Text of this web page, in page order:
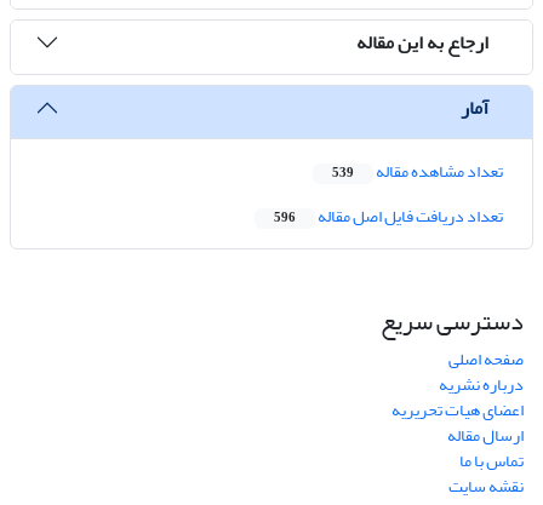
ارجاع به این مقاله
آمار
تعداد مشاهده مقاله 539
تعداد دریافت فایل اصل مقاله 596
دسترسی سریع
صفحه اصلی
درباره نشریه
اعضای هیات تحریریه
ارسال مقاله
تماس با ما
نقشه سایت